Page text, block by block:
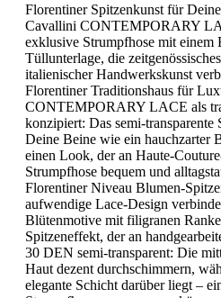
Florentiner Spitzenkunst für
Cavallini CONTEMPORARY
exklusive Strumpfhose mit einem
Tüllunterlage, die
italienischer Handwerkskunst
Florentiner Traditionshaus für
CONTEMPORARY LACE als
konzipiert: Das semi-transparente
Deine Beine wie ein hauchzarter
einen Look, der an Haute-
Strumpfhose bequem und
Florentiner Niveau Blumen-
aufwendige Lace-Design
Blütenmotive mit filigranen
Spitzeneffekt, der an
30 DEN semi-transparent: Die
Haut dezent durchschimmern,
elegante Schicht darüber liegt –